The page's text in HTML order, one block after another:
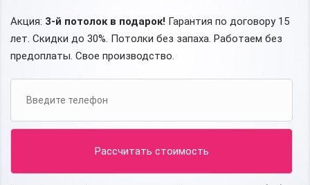
Акция: 3-й потолок в подарок! Гарантия по договору 15
лет. Скидки до 30%. Потолки без запаха. Работаем без
предоплаты. Свое производство.